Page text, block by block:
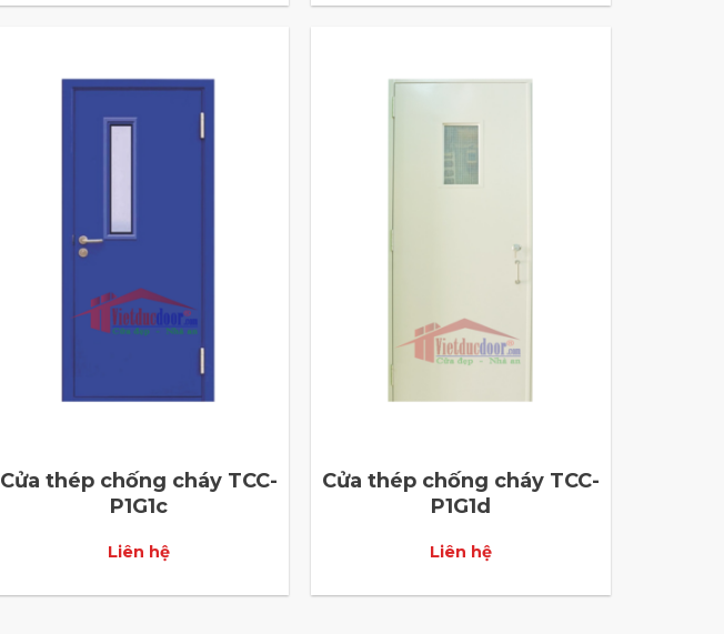
Cửa thép chống cháy TCC-
P1G1c
Liên hệ
Cửa thép chống cháy TCC-
P1G1d
Liên hệ